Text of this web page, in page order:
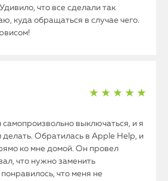
что все сделали так
куда обращаться в случае чего.
★ ★ ★ ★ ★
выключаться, и я
делать. Обратилась в Apple Help, и
ко мне домой. Он провел
что нужно заменить
что меня не